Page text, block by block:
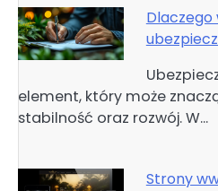
element, który może
stabilność oraz rozwój. W…
Strony